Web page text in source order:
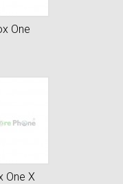
One
One X